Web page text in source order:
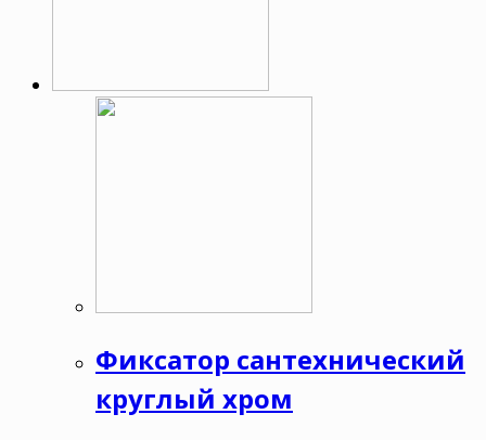
Фиксатор сантехнический
круглый хром